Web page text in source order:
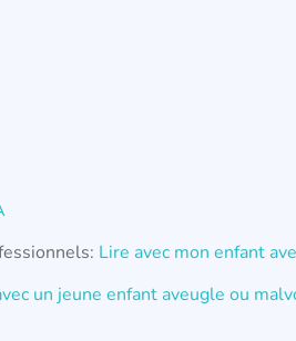
Lire avec mon enfant
un jeune enfant aveugle ou